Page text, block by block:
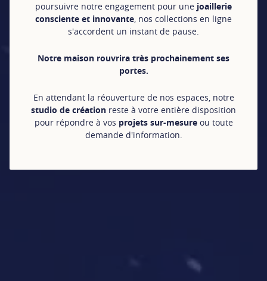
poursuivre notre engagement pour une joaillerie
consciente et innovante, nos collections en ligne
s'accordent un instant de pause.
Notre maison rouvrira très prochainement ses
portes.
En attendant la réouverture de nos espaces, notre
studio de création reste à votre entière disposition
pour répondre à vos projets sur-mesureou toute
demande d'information.